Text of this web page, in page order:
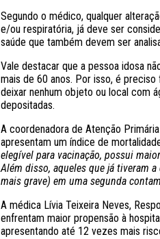
Segundo o médico, qualquer
e/ou respiratória, já deve ser
saúde que também devem ser
Vale destacar que a pessoa idosa
mais de 60 anos. Por isso, é
deixar nenhum objeto ou local com
depositadas.
A coordenadora de Atenção
apresentam um índice de
elegível para vacinação, possui
Além disso, aqueles que já tiveram
mais grave) em uma segunda
A médica Lívia Teixeira Neves,
enfrentam maior propensão à
apresentando até 12 vezes mais